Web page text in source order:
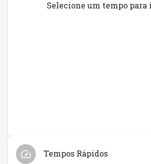
Selecione um tempo
Tempos Rápidos